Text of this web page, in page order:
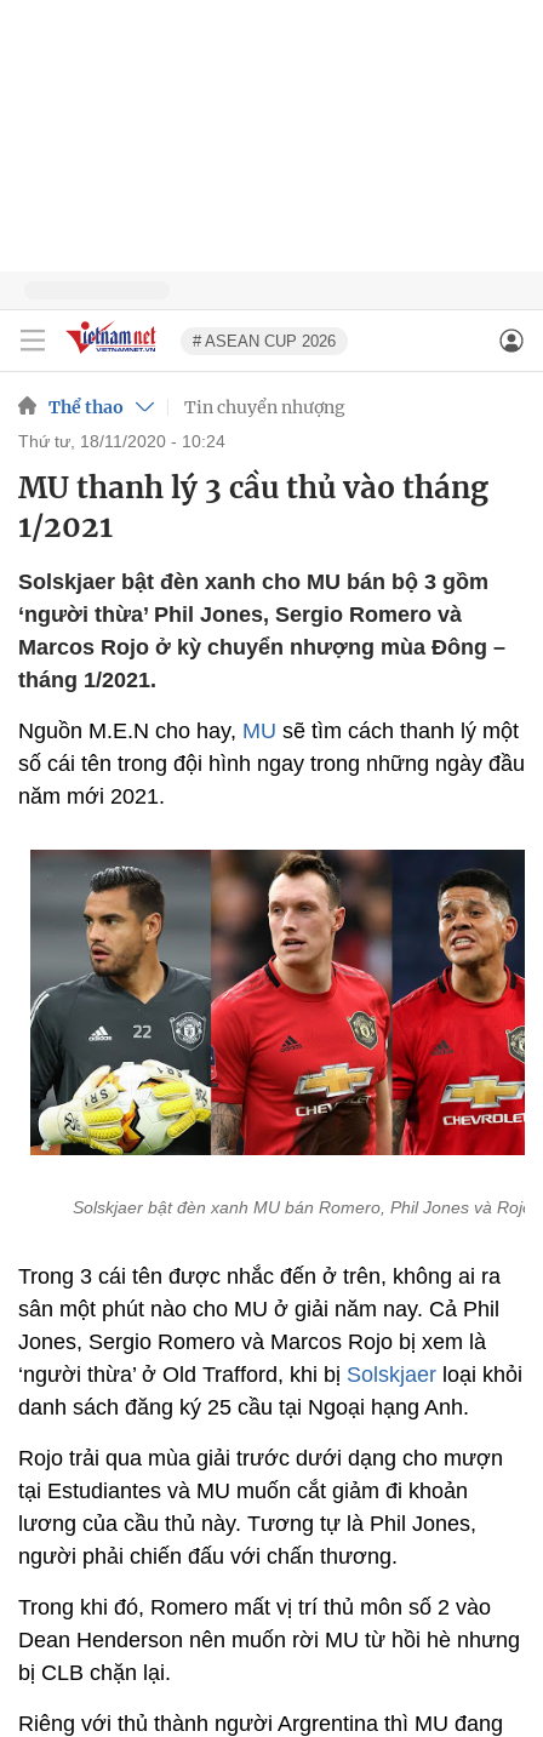
# ASEAN CUP 2026
Thể thao Tin chuyển nhượng
thứ tư, 18/11/2020 - 10:24
MU thanh lý 3 cầu thủ vào tháng
1/2021
Solskjaer bật đèn xanh cho MU bán bộ 3 gồm
‘người thừa’ Phil Jones, Sergio Romero và
Marcos Rojo ở kỳ chuyển nhượng mùa Đông –
tháng 1/2021.
Nguồn M.E.N cho hay, MU sẽ tìm cách thanh lý một
số cái tên trong đội hình ngay trong những ngày đầu
năm mới 2021.
Solskjaer bật đèn xanh MU bán Romero, Phil Jones và Rojo
Trong 3 cái tên được nhắc đến ở trên, không ai ra
sân một phút nào cho MU ở giải năm nay. Cả Phil
Jones, Sergio Romero và Marcos Rojo bị xem là
‘người thừa’ ở Old Trafford, khi bị Solskjaer loại khỏi
danh sách đăng ký 25 cầu tại Ngoại hạng Anh.
Rojo trải qua mùa giải trước dưới dạng cho mượn
tại Estudiantes và MU muốn cắt giảm đi khoản
lương của cầu thủ này. Tương tự là Phil Jones,
người phải chiến đấu với chấn thương.
Trong khi đó, Romero mất vị trí thủ môn số 2 vào
Dean Henderson nên muốn rời MU từ hồi hè nhưng
bị CLB chặn lại.
Riêng với thủ thành người Argrentina thì MU đang